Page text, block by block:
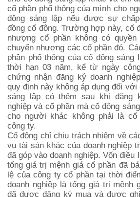
cổ phần phổ thông của mình cho
đông sáng lập nếu được sự
đồng cổ đông. Trường hợp này, cổ
nhượng cổ phần không có
chuyển nhượng các cổ phần đó.
phần phổ thông của cổ đông
thời hạn 03 năm, kể từ ngày
chứng nhận đăng ký doanh
quy định này không áp dụng đối với
sáng lập có thêm sau khi đăng
nghiệp và cổ phần mà cổ đông
cho người khác không phải là
công ty.
Cổ đông chỉ chịu trách nhiệm về
vụ tài sản khác của doanh nghiệp
đã góp vào doanh nghiệp. Vốn điều
tổng giá trị mệnh giá cổ phần đã
lệ của công ty cổ phần tại thời
doanh nghiệp là tổng giá trị mệnh
đã được đăng ký mua và được